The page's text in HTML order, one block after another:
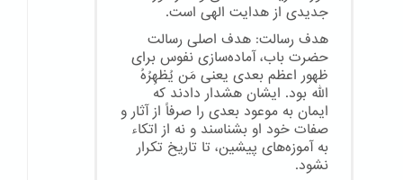
جدیدی از هدایت الهی است.
هدف رسالت: هدف اصلی رسالت
حضرت باب، آماده‌سازی نفوس برای
ظهور اعظم بعدی یعنی مَن یُظهِرُهُ
الله بود. ایشان هشدار دادند که
ایمان به موعود بعدی را صرفاً از آثار و
صفات خود او بشناسند و نه از اتکاء
به آموزه‌های پیشین، تا تاریخ تکرار
نشود.